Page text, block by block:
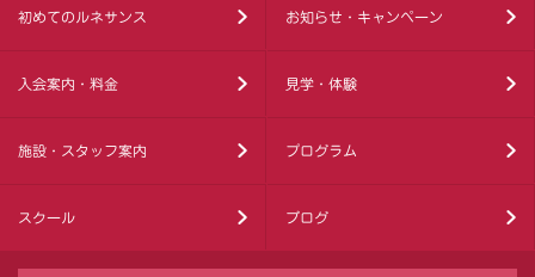
初めてのルネサンス お知らせ・キャンペーン
入会案内・料金 見学・体験
施設・スタッフ案内 プログラム
スクール ブログ